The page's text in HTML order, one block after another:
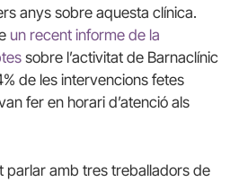
anys sobre aquesta clínica.
un recent informe de la
sobre l’activitat de Barnaclínic
de les intervencions fetes
fer en horari d’atenció als
parlar amb tres treballadors de